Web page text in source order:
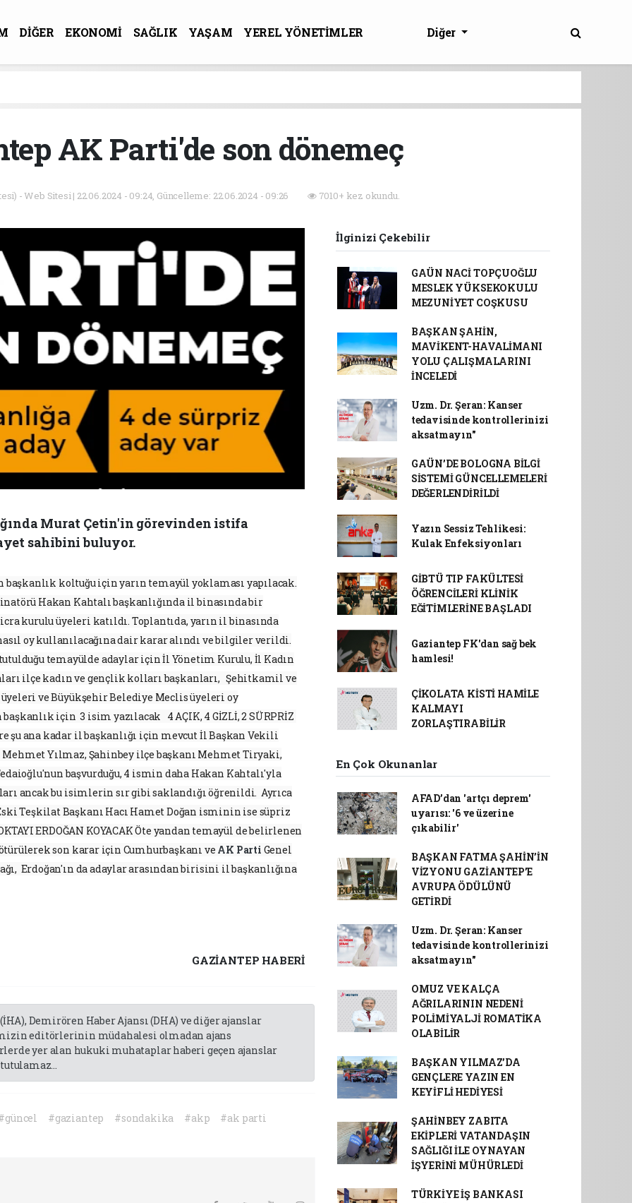
DİĞER EKONOMİ SAĞLIK YAŞAM
YEREL YÖNETİMLER
Diğer
AK Parti'de son dönemeç
- Web Sitesi | 22.06.2024 - 09:24, Güncelleme: 22.06.2024 - 09:26 7010+ kez okundu.
Murat Çetin'in görevinden istifa
sahibini buluyor.
başkanlık koltuğu için yarın temayül yoklaması yapılacak.
Hakan Kahtalı başkanlığında il binasında bir
kurulu üyeleri katıldı. Toplantıda, yarın il binasında
oy kullanılacağına dair karar alındı ve bilgiler verildi.
temayülde adaylar için İl Yönetim Kurulu, İl Kadın
ilçe kadın ve gençlik kolları başkanları, Şehitkamil ve
ve Büyükşehir Belediye Meclis üyeleri oy
için 3 isim yazılacak 4 AÇIK, 4 GİZLİ, 2 SÜRPRİZ
ana kadar il başkanlığı için mevcut İl Başkan Vekili
Yılmaz, Şahinbey ilçe başkanı Mehmet Tiryaki,
başvurduğu, 4 ismin daha Hakan Kahtalı'yla
ancak bu isimlerin sır gibi saklandığı öğrenildi. Ayrıca
Teşkilat Başkanı Hacı Hamet Doğan isminin ise süpriz
ERDOĞAN KOYACAK Öte yandan temayül de belirlenen
son karar için Cumhurbaşkanı ve AK Parti Genel
Erdoğan'ın da adaylar arasından birisini il başkanlığına
GAZIANTEP HABERİ
Demirören Haber Ajansı (DHA) ve diğer ajanslar
editörlerinin müdahalesi olmadan ajans
yer alan hukuki muhataplar haberi geçen ajanslar
#gaziantep #sondakika #akp #ak parti
İlginizi Çekebilir
GAÜN NACİ TOPÇUOĞLU
MESLEK YÜKSEKOKULU
MEZUNİYET COŞKUSU
BAŞKAN ŞAHİN,
MAVİKENT-HAVALİMANI
YOLU ÇALIŞMALARINI
İNCELEDİ
Uzm. Dr. Şeran: Kanser
tedavisinde kontrollerinizi
aksatmayın"
GAÜN’DE BOLOGNA BİLGİ
SİSTEMİ GÜNCELLEMELERİ
DEĞERLENDİRİLDİ
Yazın Sessiz Tehlikesi:
Kulak Enfeksiyonları
GİBTÜ TIP FAKÜLTESİ
ÖĞRENCİLERİ KLİNİK
EĞİTİMLERİNE BAŞLADI
Gaziantep FK'dan sağ bek
hamlesi!
ÇİKOLATA KİSTİ HAMİLE
KALMAYI
ZORLAŞTIRABİLİR
En Çok Okunanlar
AFAD’dan 'artçı deprem'
uyarısı: '6 ve üzerine
çıkabilir'
BAŞKAN FATMA ŞAHİN’İN
VİZYONU GAZİANTEP’E
AVRUPA ÖDÜLÜNÜ
GETİRDİ
Uzm. Dr. Şeran: Kanser
tedavisinde kontrollerinizi
aksatmayın"
OMUZ VE KALÇA
AĞRILARININ NEDENİ
POLİMİYALJİ ROMATİKA
OLABİLİR
BAŞKAN YILMAZ’DA
GENÇLERE YAZIN EN
KEYİFLİ HEDİYESİ
ŞAHİNBEY ZABITA
EKİPLERİ VATANDAŞIN
SAĞLIĞI İLE OYNAYAN
İŞYERİNİ MÜHÜRLEDİ
TÜRKİYE İŞ BANKASI